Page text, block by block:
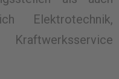
Elektrotechnik,